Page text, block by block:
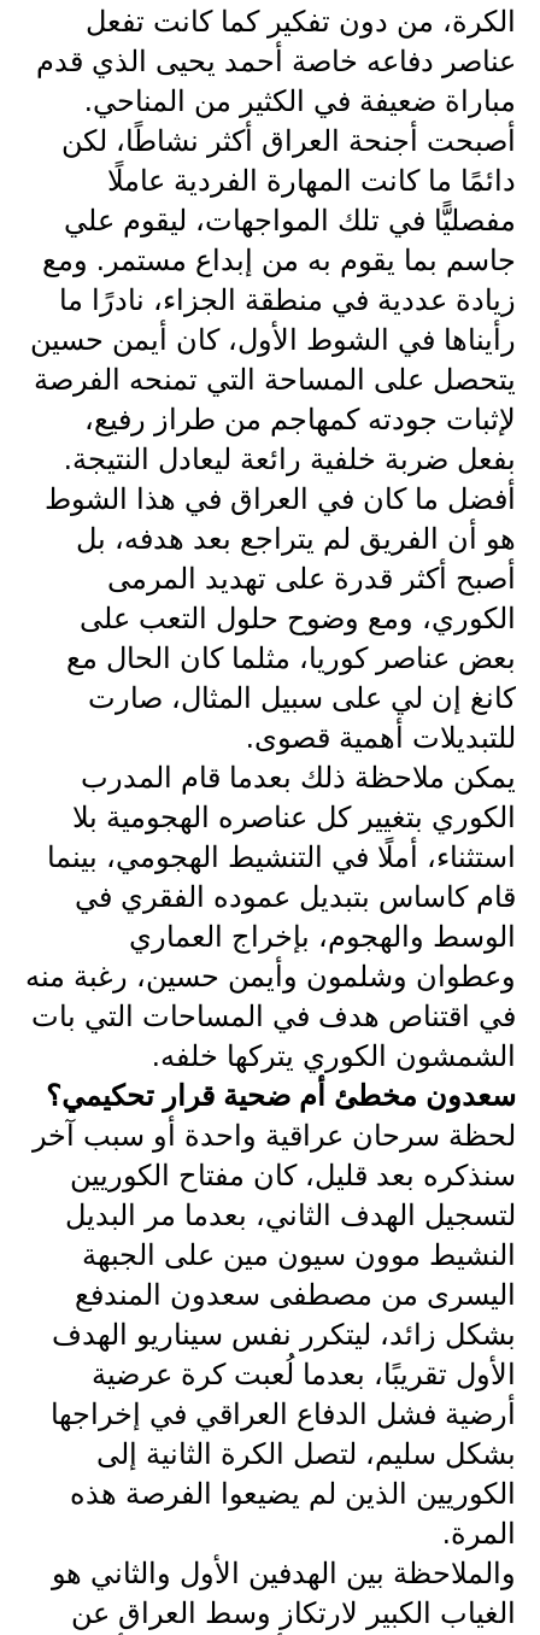
الكرة، من دون تفكير كما كانت تفعل
عناصر دفاعه خاصة أحمد يحيى الذي قدم
مباراة ضعيفة في الكثير من المناحي.
أصبحت أجنحة العراق أكثر نشاطًا، لكن
دائمًا ما كانت المهارة الفردية عاملًا
مفصليًّا في تلك المواجهات، ليقوم علي
جاسم بما يقوم به من إبداع مستمر. ومع
زيادة عددية في منطقة الجزاء، نادرًا ما
رأيناها في الشوط الأول، كان أيمن حسين
يتحصل على المساحة التي تمنحه الفرصة
لإثبات جودته كمهاجم من طراز رفيع،
بفعل ضربة خلفية رائعة ليعادل النتيجة.
أفضل ما كان في العراق في هذا الشوط
هو أن الفريق لم يتراجع بعد هدفه، بل
أصبح أكثر قدرة على تهديد المرمى
الكوري، ومع وضوح حلول التعب على
بعض عناصر كوريا، مثلما كان الحال مع
كانغ إن لي على سبيل المثال، صارت
للتبديلات أهمية قصوى.
يمكن ملاحظة ذلك بعدما قام المدرب
الكوري بتغيير كل عناصره الهجومية بلا
استثناء، أملًا في التنشيط الهجومي، بينما
قام كاساس بتبديل عموده الفقري في
الوسط والهجوم، بإخراج العماري
وعطوان وشلمون وأيمن حسين، رغبة منه
في اقتناص هدف في المساحات التي بات
الشمشون الكوري يتركها خلفه.
سعدون مخطئ أم ضحية قرار تحكيمي؟
لحظة سرحان عراقية واحدة أو سبب آخر
سنذكره بعد قليل، كان مفتاح الكوريين
لتسجيل الهدف الثاني، بعدما مر البديل
النشيط موون سيون مين على الجبهة
اليسرى من مصطفى سعدون المندفع
بشكل زائد، ليتكرر نفس سيناريو الهدف
الأول تقريبًا، بعدما لُعبت كرة عرضية
أرضية فشل الدفاع العراقي في إخراجها
بشكل سليم، لتصل الكرة الثانية إلى
الكوريين الذين لم يضيعوا الفرصة هذه
المرة.
والملاحظة بين الهدفين الأول والثاني هو
الغياب الكبير لارتكاز وسط العراق عن